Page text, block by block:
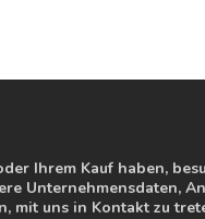
Ihrem Kauf haben,
Unternehmensdaten,
mit uns in Kontakt zu